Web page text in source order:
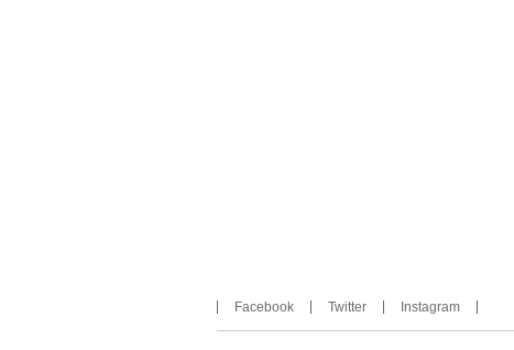
Facebook Twitter Instagram